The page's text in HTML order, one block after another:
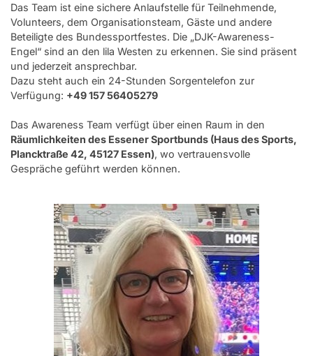
Das Team ist eine sichere Anlaufstelle für Teilnehmende,
Volunteers, dem Organisationsteam, Gäste und andere
Beteiligte des Bundessportfestes. Die „DJK-Awareness-
Engel“ sind an den lila Westen zu erkennen. Sie sind präsent
und jederzeit ansprechbar.
Dazu steht auch ein 24-Stunden Sorgentelefon zur
Verfügung: +49 157 56405279
Das Awareness Team verfügt über einen Raum in den
Räumlichkeiten des Essener Sportbunds (Haus des Sports,
Plancktraße 42, 45127 Essen), wo vertrauensvolle
Gespräche geführt werden können.
Zurück zum DJK Sportverband